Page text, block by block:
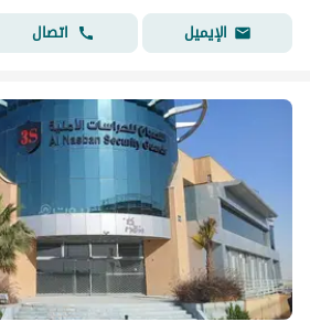
الإيميل
اتصال